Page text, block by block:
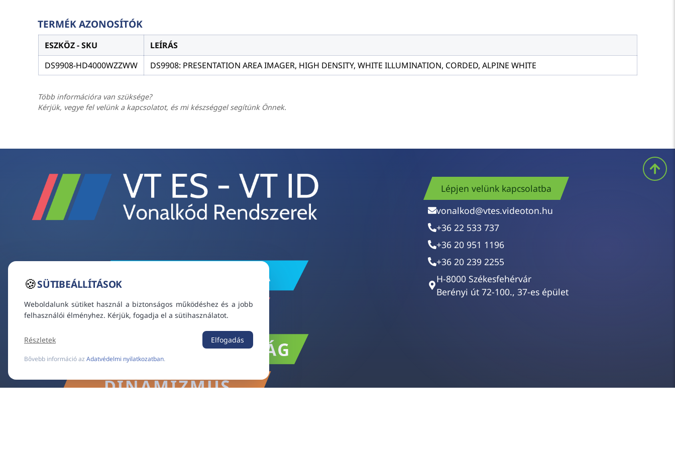
TERMÉK AZONOSÍTÓK
ESZKÖZ - SKU
LEÍRÁS
DS9908-HD4000WZZWW
DS9908: PRESENTATION AREA IMAGER, HIGH DENSITY, WHITE ILLUMINATION, CORDED, ALPINE WHITE
Több információra van szüksége?
Kérjük, vegye fel velünk a kapcsolatot, és mi készséggel segítünk Önnek.
Lépjen velünk kapcsolatba
vonalkod@vtes.videoton.hu
+36 22 533 737
+36 20 951 1196
+36 20 239 2255
H-8000 Székesfehérvár
Berényi út 72-100., 37-es épület
🍪SÜTIBEÁLLÍTÁSOK
Weboldalunk sütiket használ a biztonságos működéshez és a jobb
felhasználói élményhez. Kérjük, fogadja el a sütihasználatot.
Részletek Elfogadás
Bővebb információ az Adatvédelmi nyilatkozatban.